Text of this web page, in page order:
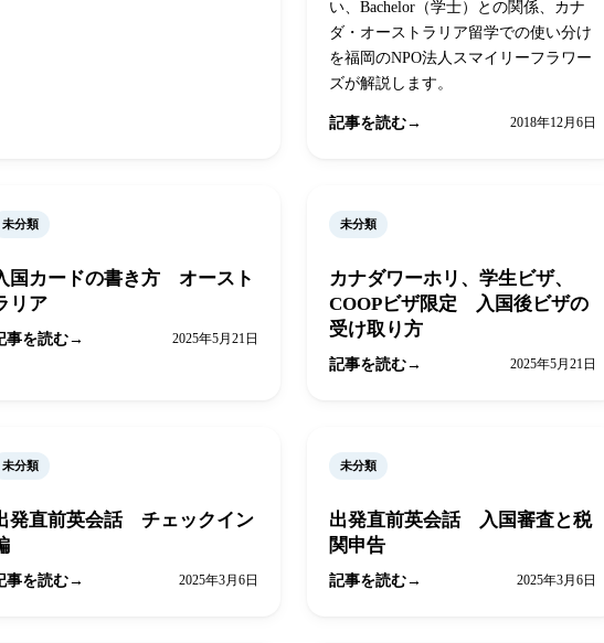
い、Bachelor（学士）との関係、カナ
ダ・オーストラリア留学での使い分け
を福岡のNPO法人スマイリーフラワー
ズが解説します。
記事を読む 2018年12月6日
未分類
国カードの書き方 オースト
リア
事を読む 2025年5月21日
未分類
カナダワーホリ、学生ビザ、
COOPビザ限定 入国後ビザの
受け取り方
記事を読む 2025年5月21日
未分類
発直前英会話 チェックイン
事を読む 2025年3月6日
未分類
出発直前英会話 入国審査と税
関申告
記事を読む 2025年3月6日